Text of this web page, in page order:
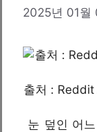
2025년 01월
출처 : Reddit
눈 덮인 어